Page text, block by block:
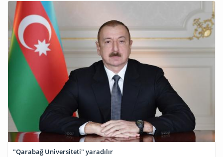
"Qarabağ Universiteti" yaradılır